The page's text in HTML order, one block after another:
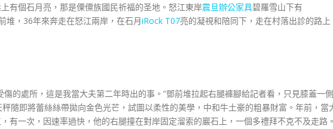
個石月亮，那是傈僳族國民祈福的圣地。怒江東岸震旦辦公家具碧羅雪山下有
堆，36年來奔走在怒江兩岸，在石月iRock T07亮的凝視和陪同下，走在村落出診的路上
的處所，這是我當大夫第二年時出的事。”鄧前堆拉起右腿褲腳給記者看，只見膝蓋一側
秤隨即將蕾絲絲帶拋向金色光芒，試圖以柔性的美學，中和牛土豪的粗暴財富。年前，當
有一次，因速率過快，他的右腿撞在對岸固定溜索的巖石上，一個多禮拜不克不及走路